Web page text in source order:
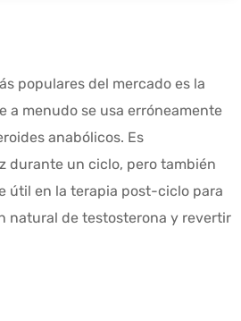
populares del mercado es la
a menudo se usa erróneamente
anabólicos. Es
durante un ciclo, pero también
útil en la terapia post-ciclo para
natural de testosterona y revertir